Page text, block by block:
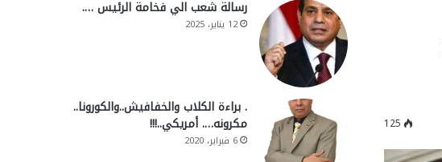
125
رسالة شعب الي فخامة الرئيس ….
12 يناير، 2025
. براءة الكلاب والخفافيش..والكورونا..
مكرونه…. أمريكي..!!!
6 فبراير، 2020